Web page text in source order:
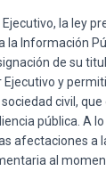
la ley
la Información
de su
y
civil,
pública. A
afectaciones a
al